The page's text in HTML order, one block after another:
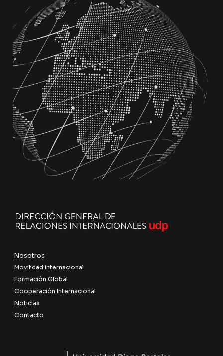
Nosotros
Movilidad Internacional
Formación Global
Cooperación Internacional
Noticias
Contacto